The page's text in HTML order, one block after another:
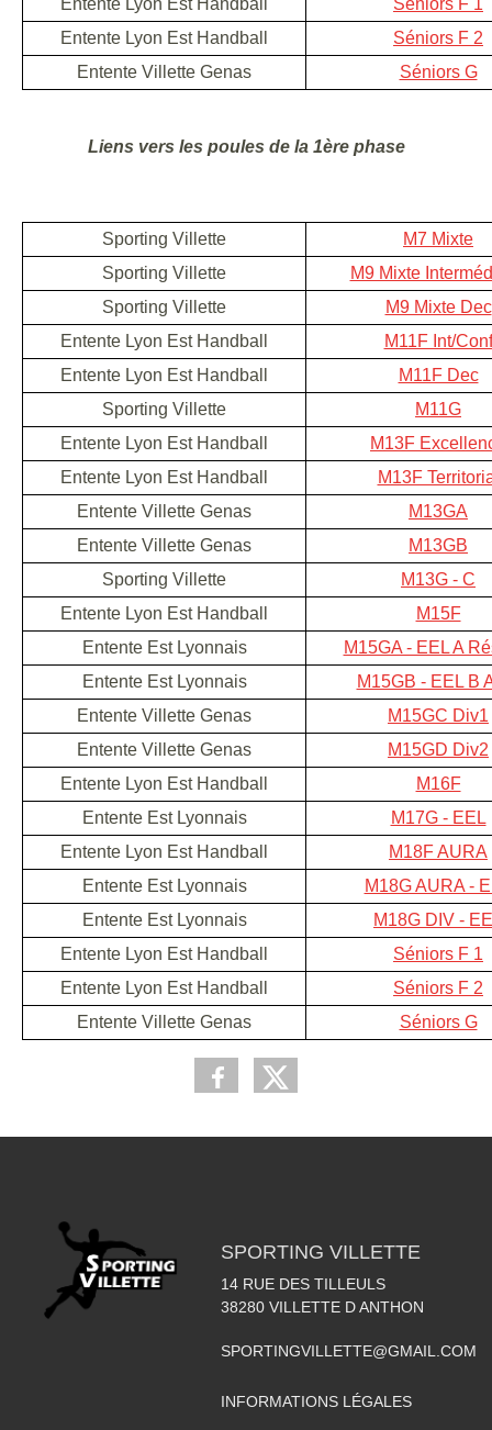
Entente Lyon Est Handball
Séniors F 1
Entente Lyon Est Handball
Séniors F 2
Entente Villette Genas
Séniors G
Liens vers les poules de la 1ère phase
Sporting Villette
M7 Mixte
Sporting Villette
M9 Mixte
Sporting Villette
M9 Mixte Dec
Entente Lyon Est Handball
M11F Int/Conf
Entente Lyon Est Handball
M11F Dec
Sporting Villette
M11G
Entente Lyon Est Handball
M13F
Entente Lyon Est Handball
M13F
Entente Villette Genas
M13GA
Entente Villette Genas
M13GB
Sporting Villette
M13G - C
Entente Lyon Est Handball
M15F
Entente Est Lyonnais
M15GA - EEL A
Entente Est Lyonnais
M15GB - EEL B
Entente Villette Genas
M15GC Div1
Entente Villette Genas
M15GD Div2
Entente Lyon Est Handball
M16F
Entente Est Lyonnais
M17G - EEL
Entente Lyon Est Handball
M18F AURA
Entente Est Lyonnais
M18G AURA -
Entente Est Lyonnais
M18G DIV -
Entente Lyon Est Handball
Séniors F 1
Entente Lyon Est Handball
Séniors F 2
Entente Villette Genas
Séniors G
SPORTING VILLETTE
14 RUE DES TILLEULS
38280 VILLETTE D ANTHON
SPORTINGVILLETTE@GMAIL.COM
INFORMATIONS LÉGALES